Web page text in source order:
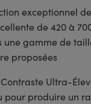
exceptionnel de
de 420 à
une gamme de
proposées
Ultra-
pour produire un